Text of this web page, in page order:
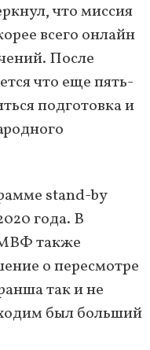
что миссия
всего онлайн
После
что еще пять-
подготовка и
stand-by
года. В
МВФ также
о пересмотре
так и не
был больший